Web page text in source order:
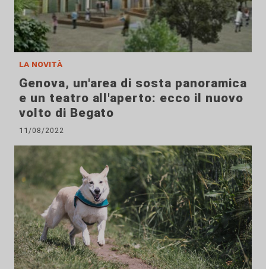
la novità
Genova, un'area di sosta panoramica
e un teatro all'aperto: ecco il nuovo
volto di Begato
11/08/2022